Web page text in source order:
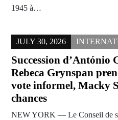
1945 à…
JULY 30, 2026
Succession d’António
Rebeca Grynspan
vote informel, Macky
chances
NEW YORK — Le Conseil de